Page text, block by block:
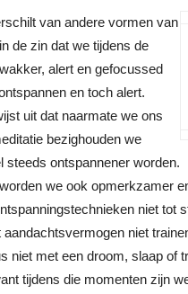
van andere vormen van
de zin dat we tijdens de
alert en gefocussed
en toch alert.
uit dat naarmate we ons
bezighouden we
steeds ontspannener worden.
we ook opmerkzamer
niet tot
aandachtsvermogen niet
niet met een droom, slaap of
tijdens die momenten zijn